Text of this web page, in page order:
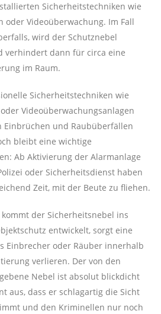
Sicherheitstechniken wie
oder Videoüberwachung. Im Fall
wird der Schutznebel
verhindert dann für circa eine
im Raum.
Sicherheitstechniken wie
Videoüberwachungsanlagen
Einbrüchen und Raubüberfällen
bleibt eine wichtige
Ab Aktivierung der Alarmanlage
oder Sicherheitsdienst haben
Zeit, mit der Beute zu fliehen.
der Sicherheitsnebel ins
entwickelt, sorgt eine
Einbrecher oder Räuber innerhalb
verlieren. Der von den
Nebel ist absolut blickdicht
aus, dass er schlagartig die Sicht
und den Kriminellen nur noch